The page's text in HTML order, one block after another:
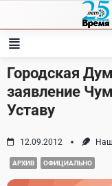
content
Городская
заявление
Уставу
12.09.2012
АРХИВ ОФИЦИАЛЬНО